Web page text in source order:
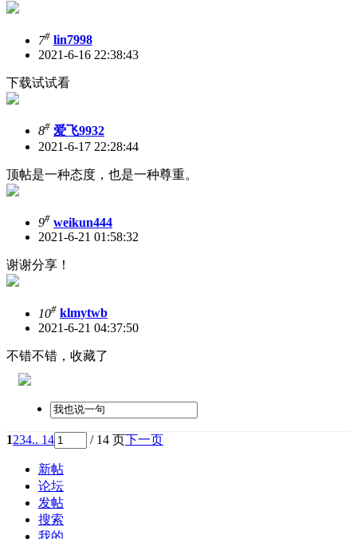
7# lin7998
2021-6-16 22:38:43
下载试试看
8# 爱飞9932
2021-6-17 22:28:44
顶帖是一种态度，也是一种尊重。
9# weikun444
2021-6-21 01:58:32
谢谢分享！
10# klmytwb
2021-6-21 04:37:50
不错不错，收藏了
1234.. 14 / 14 页下一页
新帖
论坛
发帖
搜索
我的